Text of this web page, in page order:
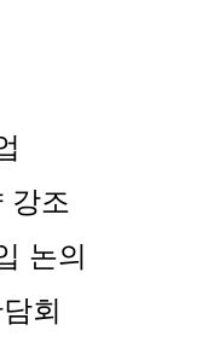
강조
논의
회